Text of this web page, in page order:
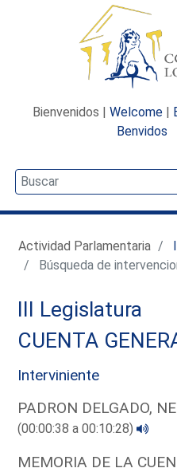
Bienvenidos | Welcome |
Benvidos
Actividad Parlamentaria
Búsqueda de
III Legislatura
CUENTA
Interviniente
PADRON DELGADO,
(00:00:38 a 00:10:28)
MEMORIA DE LA